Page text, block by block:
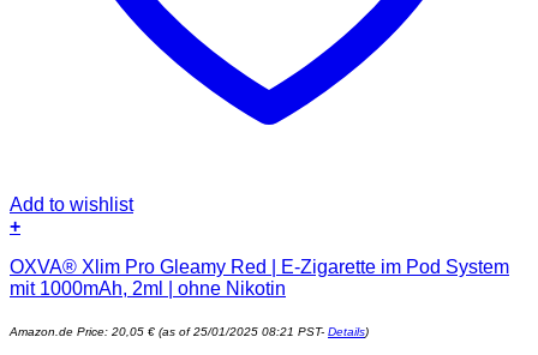
Add to wishlist
+
OXVA® Xlim Pro Gleamy Red | E-Zigarette im Pod System
mit 1000mAh, 2ml | ohne Nikotin
Amazon.de Price: 20,05 € (as of 25/01/2025 08:21 PST- Details)